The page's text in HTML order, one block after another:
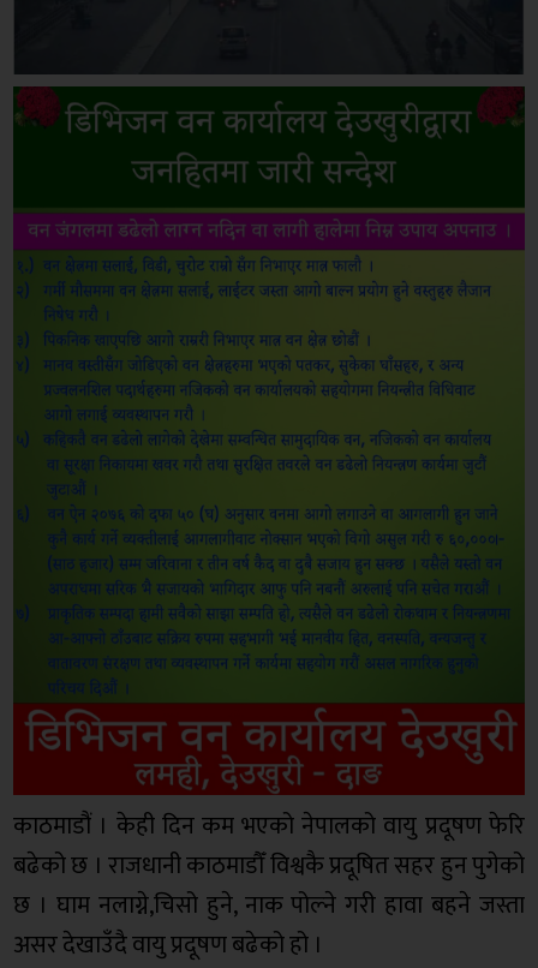
काठमाडौं । केही दिन कम भएको नेपालको वायु प्रदूषण फेरि
बढेको छ । राजधानी काठमाडौँ विश्वकै प्रदूषित सहर हुन पुगेको
छ । घाम नलाग्ने,चिसो हुने, नाक पोल्ने गरी हावा बहने जस्ता
असर देखाउँदै वायु प्रदूषण बढेको हो ।